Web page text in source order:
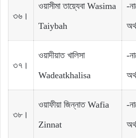
৩৬।
ওয়াসীমা তায়্যেবা Wasima
Taiybah
-
৩৭।
ওয়াদীয়াত খালিসা
Wadeatkhalisa
-
৩৮।
ওয়াফীয়া জিন্নাত Wafia
Zinnat
-